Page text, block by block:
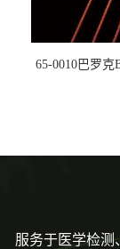
65-0010巴罗
服务于医学检测